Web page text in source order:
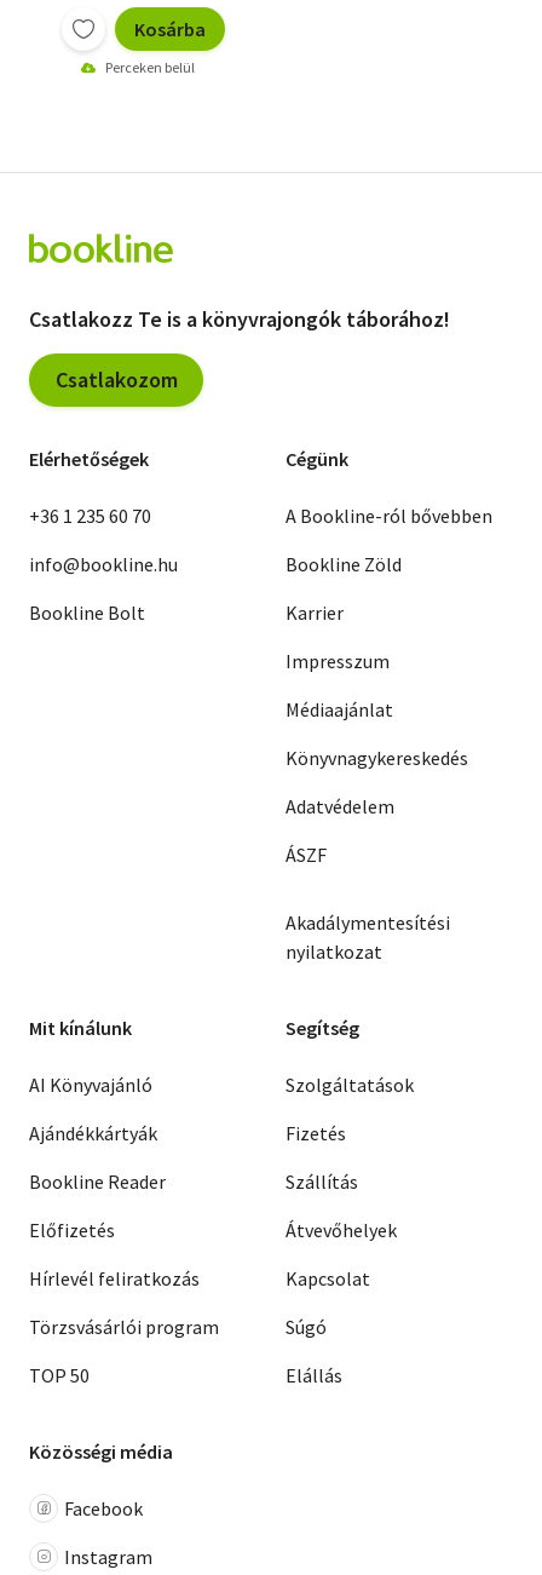
Kosárba
Perceken belül
Csatlakozz Te is a könyvrajongók táborához!
Csatlakozom
Elérhetőségek
+36 1 235 60 70
info@bookline.hu
Bookline Bolt
Cégünk
A Bookline-ról bővebben
Bookline Zöld
Karrier
Impresszum
Médiaajánlat
Könyvnagykereskedés
Adatvédelem
ÁSZF
Akadálymentesítési
nyilatkozat
Mit kínálunk
AI Könyvajánló
Ajándékkártyák
Bookline Reader
Előfizetés
Hírlevél feliratkozás
Törzsvásárlói program
TOP 50
Segítség
Szolgáltatások
Fizetés
Szállítás
Átvevőhelyek
Kapcsolat
Súgó
Elállás
Közösségi média
Facebook
Instagram